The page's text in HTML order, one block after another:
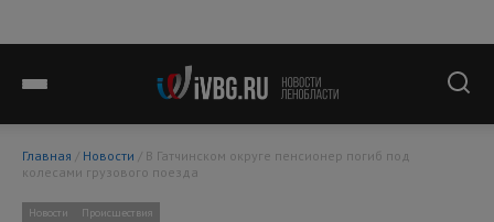
Главная / Новости
колесами грузового поезда
Новости Происшествия